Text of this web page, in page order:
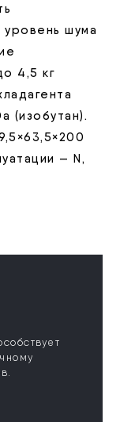
шума
4,5 кг
(изобутан).
— N,